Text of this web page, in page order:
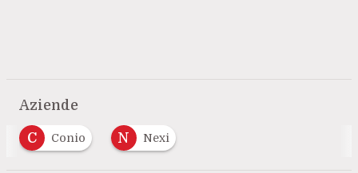
Aziende
C Conio N Nexi